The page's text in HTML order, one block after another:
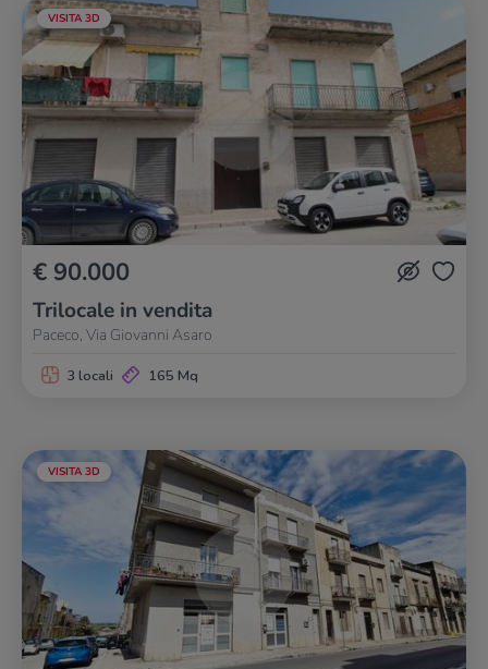
VISITA 3D
€ 90.000
Trilocale in vendita
Paceco, Via Giovanni Asaro
3 locali 165 Mq
VISITA 3D